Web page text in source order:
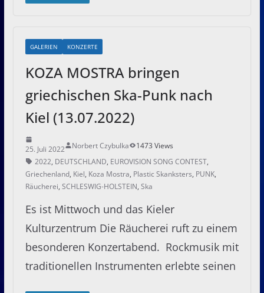
GALERIEN KONZERTE
KOZA MOSTRA bringen
griechischen Ska-Punk nach
Kiel (13.07.2022)
25. Juli 2022 Norbert Czybulka
1473 Views
2022, DEUTSCHLAND, EUROVISION SONG CONTEST,
Griechenland, Kiel, Koza Mostra, Plastic Skanksters, PUNK,
Räucherei, SCHLESWIG-HOLSTEIN, Ska
Es ist Mittwoch und das Kieler
Kulturzentrum Die Räucherei ruft zu einem
besonderen Konzertabend. Rockmusik mit
traditionellen Instrumenten erlebte seinen